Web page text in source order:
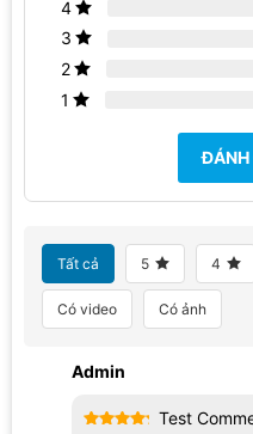
hình ảnh hiển thị có màu
Smartphone còn có độ
quá xuất sắc nhưng trên
trước 8MP
4
3
2
1
ĐÁNH
Tất cả 5 4
Có video Có ảnh
Admin
Test